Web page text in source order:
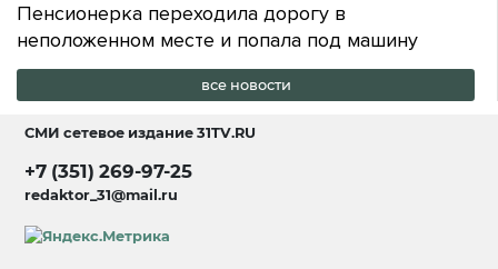
Пенсионерка переходила дорогу в
неположенном месте и попала под машину
все новости
СМИ сетевое издание31TV.RU
+7 (351) 269-97-25
redaktor_31@mail.ru